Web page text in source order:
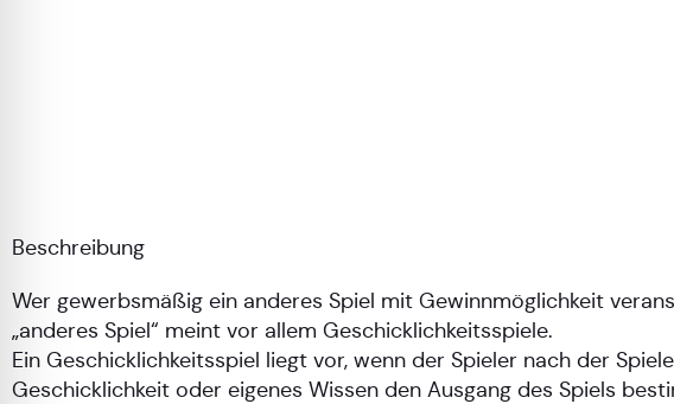
Beschreibung
Wer gewerbsmäßig ein anderes Spiel mit Gewinnmöglichkeit
„anderes Spiel“ meint vor allem Geschicklichkeitsspiele.
Ein Geschicklichkeitsspiel liegt vor, wenn der Spieler nach der
Geschicklichkeit oder eigenes Wissen den Ausgang des Spiels